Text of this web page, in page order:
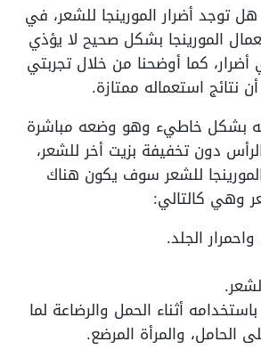
توجد أضرار المورينجا للشعر، في
المورينجا بشكل صحيح لا يؤذي
كما أوضحنا من خلال تجربتي
نتائج استعماله ممتازة.
بشكل خاطيء وهو وضعه مباشرة
دون تخفيفة بزيت أخر للشعر،
للشعر سوف يكون هناك
وهي كالتالي:
الجلد.
أثناء الحمل والرضاعة لما
الحامل، والمرأة المرضع.